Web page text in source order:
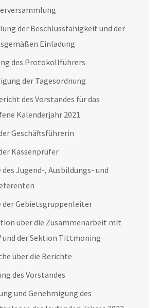
der Beschlussfähigkeit und der
Einladung
des Protokollführers
der Tagesordnung
des Vorstandes für das
Kalenderjahr 2021
Geschäftsführerin
Kassenprüfer
Jugend-, Ausbildungs- und
der Gebietsgruppenleiter
über die Zusammenarbeit mit
und der Sektion Tittmoning
über die Berichte
des Vorstandes
und Genehmigung des